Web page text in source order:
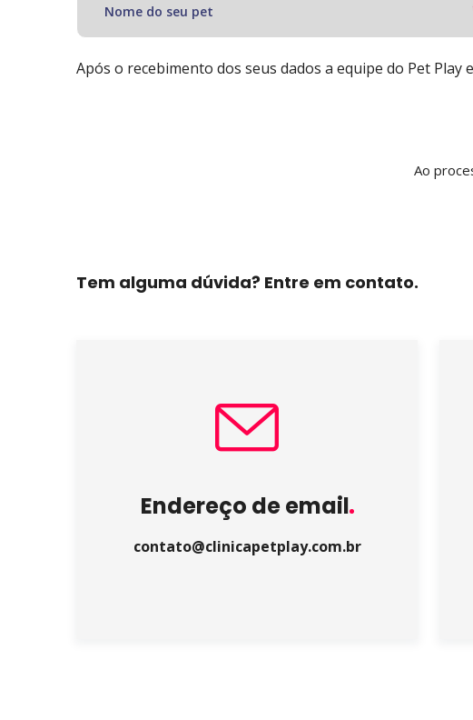
Após o recebimento dos seus dados a equipe do Pet
Ao
Tem alguma dúvida? Entre em contato.
Endereço de email
contato@clinicapetplay.com.br